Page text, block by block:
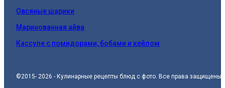
Овсяные шарики
Маринованная айва
Кассуле с помидорами, бобами и кейлом
©2015- 2026 - Кулинарные рецепты блюд с фото. Все права защищены.